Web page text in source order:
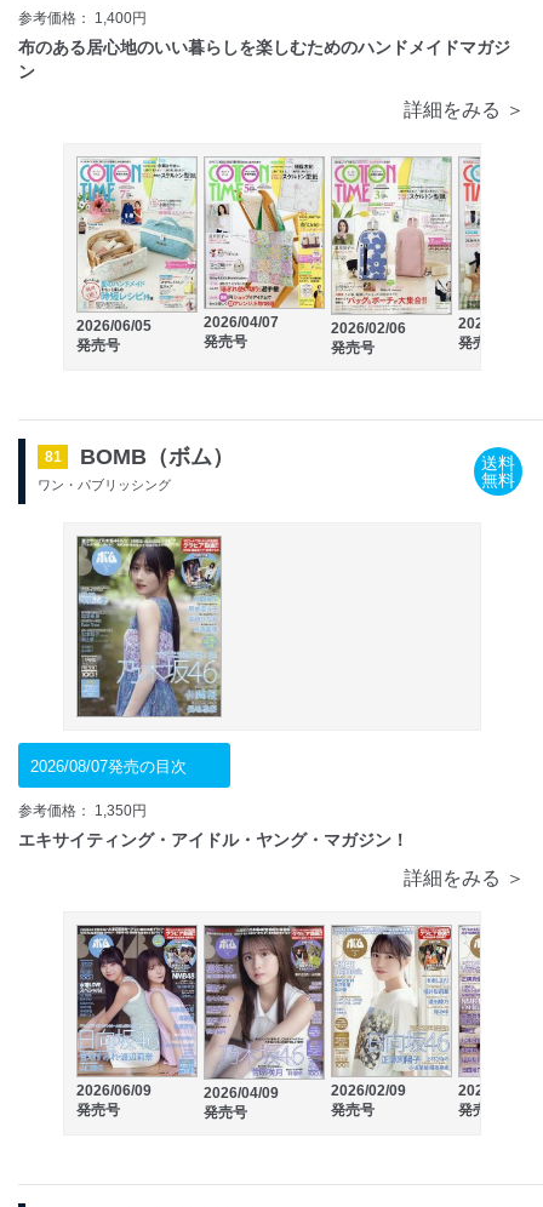
参考価格： 1,400円
布のある居心地のいい暮らしを楽しむためのハンドメイドマガジ
ン
詳細をみる ＞
2026/06/05
発売号
2026/04/07
発売号
2026/02/06
発売号
2025/12/05
発売号
81 BOMB（ボム）
ワン・パブリッシング
送料
無料
2026/08/07発売の目次
参考価格： 1,350円
エキサイティング・アイドル・ヤング・マガジン！
詳細をみる ＞
2026/06/09
発売号
2026/04/09
発売号
2026/02/09
発売号
2025/12/09
発売号